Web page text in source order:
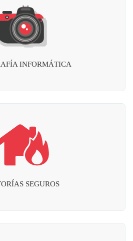
INFORMÁTICA
SEGUROS